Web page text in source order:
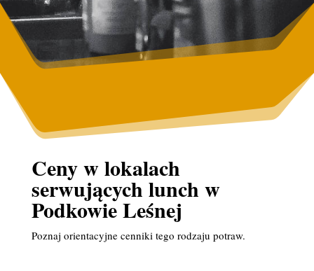
Ceny w lokalach
serwujących lunch w
Podkowie Leśnej
Poznaj orientacyjne cenniki tego rodzaju potraw.